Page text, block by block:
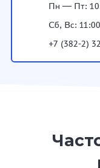
Пн — Пт:
Сб, Вс:
+7 (382-2)